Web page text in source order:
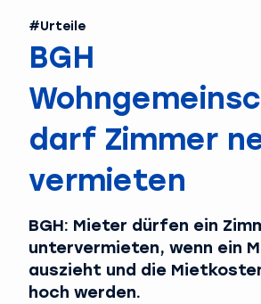
#Urteile
BGH
darf Zimmer
vermieten
BGH: Mieter dürfen ein
untervermieten, wenn ein
auszieht und die
hoch werden.